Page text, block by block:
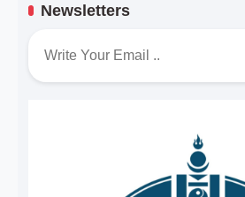
Newsletters